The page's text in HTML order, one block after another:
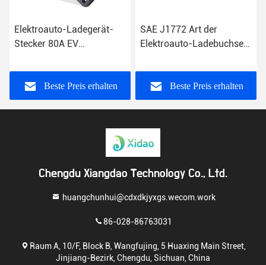
Elektroauto-Ladegerät-
Stecker 80A EV
Beste Preis erhalten
SAE J1772 Art der
Elektroauto-Ladebuchse-
Beste Preis erhalten
Chengdu Xiangdao Technology Co., Ltd.
huangchunhui@cdxdkjyxgs.wecom.work
86-028-86763031
Raum A, 10/F, Block B, Wangfujing, 5 Huaxing Main Street,
Jinjiang-Bezirk, Chengdu, Sichuan, China